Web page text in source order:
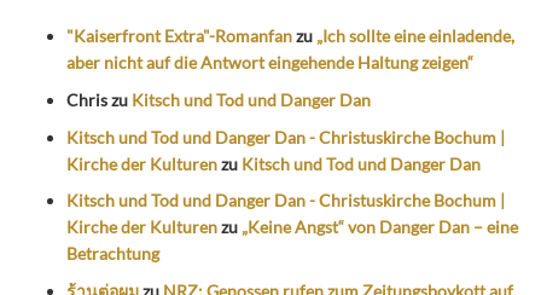
"Kaiserfront Extra"-Romanfanzu „Ich sollte eine einladende,
aber nicht auf die Antwort eingehende Haltung zeigen“
Chriszu Kitsch und Tod und Danger Dan
Kitsch und Tod und Danger Dan - Christuskirche Bochum |
Kirche der Kulturenzu Kitsch und Tod und Danger Dan
Kitsch und Tod und Danger Dan - Christuskirche Bochum |
Kirche der Kulturenzu „Keine Angst“ von Danger Dan – eine
Betrachtung